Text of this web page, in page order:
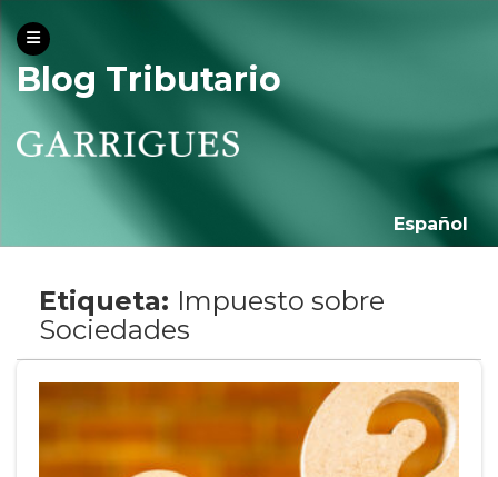
Blog Tributario
Español
Etiqueta: Impuesto sobre
Sociedades